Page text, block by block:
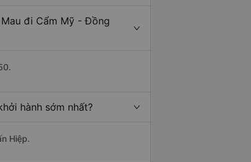
đi Cẩm Mỹ - Đồng
hành sớm nhất?
Hiệp.